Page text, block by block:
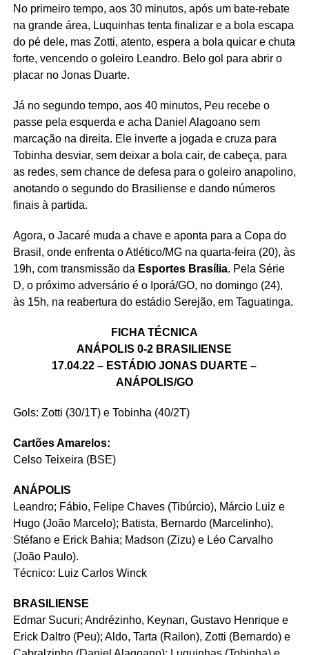
No primeiro tempo, aos 30 minutos, após um bate-rebate
na grande área, Luquinhas tenta finalizar e a bola escapa
do pé dele, mas Zotti, atento, espera a bola quicar e chuta
forte, vencendo o goleiro Leandro. Belo gol para abrir o
placar no Jonas Duarte.
Já no segundo tempo, aos 40 minutos, Peu recebe o
passe pela esquerda e acha Daniel Alagoano sem
marcação na direita. Ele inverte a jogada e cruza para
Tobinha desviar, sem deixar a bola cair, de cabeça, para
as redes, sem chance de defesa para o goleiro anapolino,
anotando o segundo do Brasiliense e dando números
finais à partida.
Agora, o Jacaré muda a chave e aponta para a Copa do
Brasil, onde enfrenta o Atlético/MG na quarta-feira (20), às
19h, com transmissão da Esportes Brasília. Pela Série
D, o próximo adversário é o Iporá/GO, no domingo (24),
às 15h, na reabertura do estádio Serejão, em Taguatinga.
FICHA TÉCNICA
ANÁPOLIS 0-2 BRASILIENSE
17.04.22 – ESTÁDIO JONAS DUARTE –
ANÁPOLIS/GO
Gols: Zotti (30/1T) e Tobinha (40/2T)
Cartões Amarelos:
Celso Teixeira (BSE)
ANÁPOLIS
Leandro; Fábio, Felipe Chaves (Tibúrcio), Márcio Luiz e
Hugo (João Marcelo); Batista, Bernardo (Marcelinho),
Stéfano e Erick Bahia; Madson (Zizu) e Léo Carvalho
(João Paulo).
Técnico: Luiz Carlos Winck
BRASILIENSE
Edmar Sucuri; Andrézinho, Keynan, Gustavo Henrique e
Erick Daltro (Peu); Aldo, Tarta (Railon), Zotti (Bernardo) e